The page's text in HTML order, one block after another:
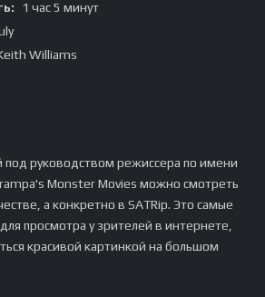
1 час 5 минут
Williams
руководством режиссера по имени
Monster Movies можно смотреть
а конкретно в SATRip. Это самые
просмотра у зрителей в интернете,
красивой картинкой на большом